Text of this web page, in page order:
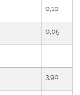
0,10
0,05
3,90